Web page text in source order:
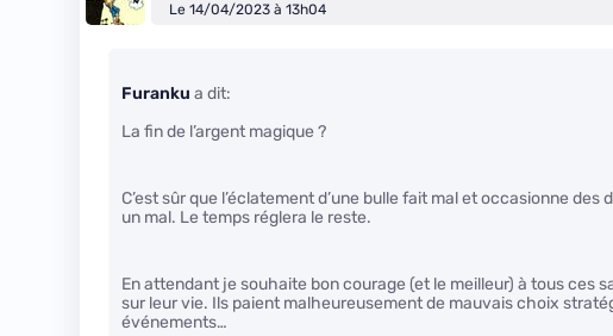
Le 14/04/2023 à 13h04
Furanku a dit:
La fin de l’argent magique ?
C’est sûr que l’éclatement d’une bulle fait mal et occasionne
un mal. Le temps réglera le reste.
En attendant je souhaite bon courage (et le meilleur) à tous ces
sur leur vie. Ils paient malheureusement de mauvais choix
événements…